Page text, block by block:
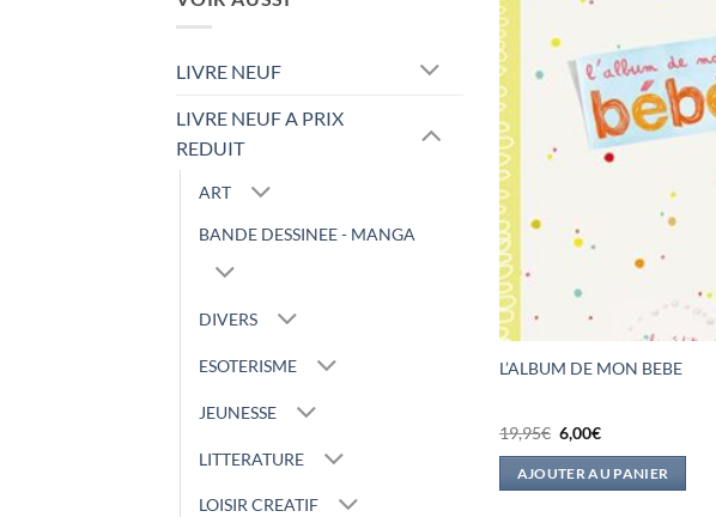
LIVRE NEUF
LIVRE NEUF A PRIX
REDUIT
ART
BANDE DESSINEE - MANGA
DIVERS
ESOTERISME
JEUNESSE
LITTERATURE
LOISIR CREATIF
L’ALBUM DE MON BEBE
19,95€ Le
prix
initial
était :
6,00€Le
actuel
est :
AJOUTER AU PANIER